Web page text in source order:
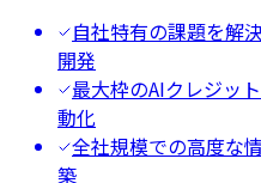
自社特有の課題を解
開発
最大枠のAIクレジッ
動化
全社規模での高度な
築